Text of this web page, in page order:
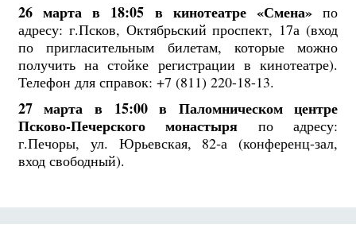
26 марта в 18:05 в кинотеатре «Смена» по
адресу: г.Псков, Октябрьский проспект, 17а (вход
по пригласительным билетам, которые можно
получить на стойке регистрации в кинотеатре).
Телефон для справок: +7 (811) 220-18-13.
27 марта в 15:00 в Паломническом центре
Псково-Печерского монастыря по адресу:
г.Печоры, ул. Юрьевская, 82‑а (конференц-зал,
вход свободный).